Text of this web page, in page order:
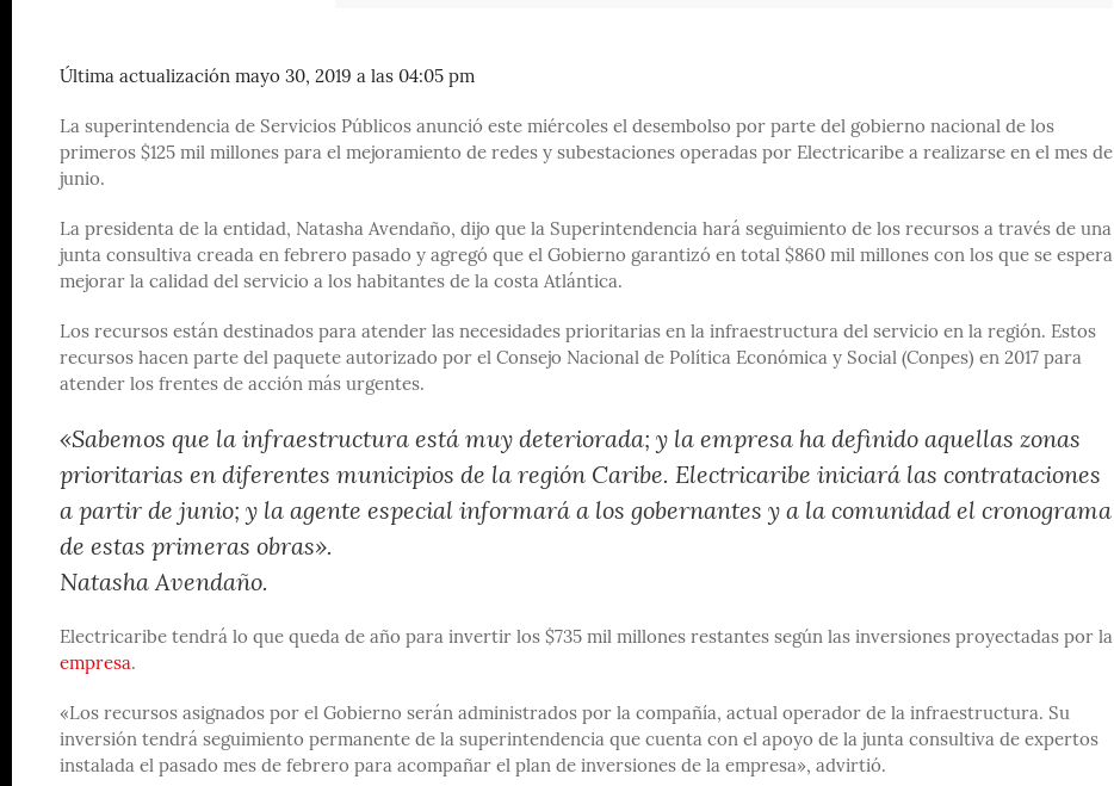
Última actualización mayo 30, 2019 a las 04:05 pm
La superintendencia de Servicios Públicos anunció este miércoles el desembolso por parte del gobierno nacional de los
primeros $125 mil millones para el mejoramiento de redes y subestaciones operadas por Electricaribe a realizarse en el mes de
junio.
La presidenta de la entidad, Natasha Avendaño, dijo que la Superintendencia hará seguimiento de los recursos a través de una
junta consultiva creada en febrero pasado y agregó que el Gobierno garantizó en total $860 mil millones con los que se espera
mejorar la calidad del servicio a los habitantes de la costa Atlántica.
Los recursos están destinados para atender las necesidades prioritarias en la infraestructura del servicio en la región. Estos
recursos hacen parte del paquete autorizado por el Consejo Nacional de Política Económica y Social (Conpes) en 2017 para
atender los frentes de acción más urgentes.
«Sabemos que la infraestructura está muy deteriorada; y la empresa ha definido aquellas zonas
prioritarias en diferentes municipios de la región Caribe. Electricaribe iniciará las contrataciones
a partir de junio; y la agente especial informará a los gobernantes y a la comunidad el cronograma
de estas primeras obras».
Natasha Avendaño.
Electricaribe tendrá lo que queda de año para invertir los $735 mil millones restantes según las inversiones proyectadas por la
empresa.
«Los recursos asignados por el Gobierno serán administrados por la compañía, actual operador de la infraestructura. Su
inversión tendrá seguimiento permanente de la superintendencia que cuenta con el apoyo de la junta consultiva de expertos
instalada el pasado mes de febrero para acompañar el plan de inversiones de la empresa», advirtió.